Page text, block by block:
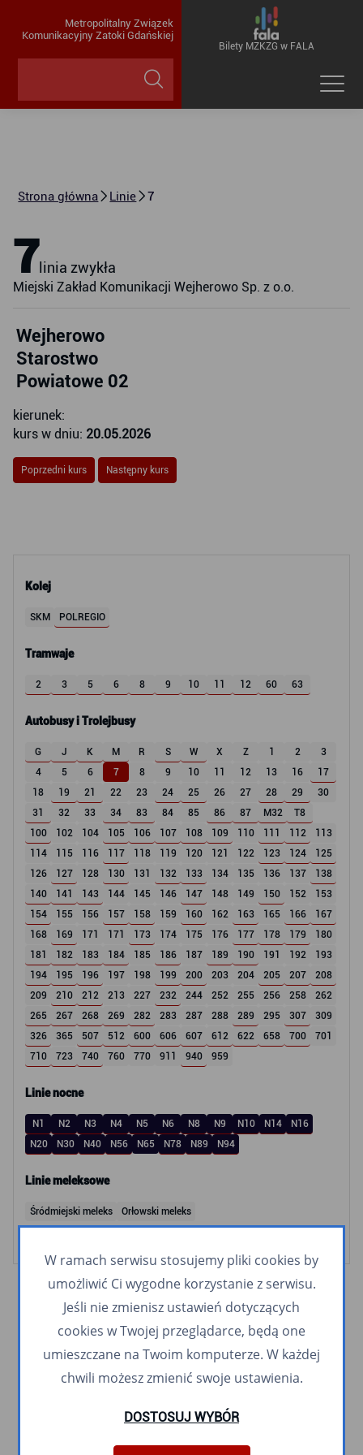
Metropolitalny Związek
Komunikacyjny Zatoki Gdańskiej
Bilety MZKZG w FALA
Strona główna Linie 7
Kolej
SKM POLREGIO
Tramwaje
2 3 5 6 8 9 10 11 12 60 63
Autobusy i Trolejbusy
G J K M R S W X Z 1 2
3
4
5 6 7 8 9 10 11 12 13 16
17
18
19 21 22 23 24 25 26 27 28 29
30
31
32 33 34 83 84 85 86 87 M32
T8
100
102 104 105 106 107 108 109 110 111 112
113
114
115 116 117 118 119 120 121 122 123 124
125
126
127 128 130 131 132 133 134 135 136 137
138
140
141 143 144 145 146 147 148 149 150 152
153
154
155 156 157 158 159 160 162 163 165 166
167
168
169 171 171 173 174 175 176 177 178 179
180
181
182 183 184 185 186 187 189 190 191 192
193
194
195 196 197 198 199 200 203 204 205 207
208
209
210 212 213 227 232 244 252 255 256 258
262
265
267 268 269 282 283 287 288 289 295 307
309
326
365 507 512 600 606 607 612 622 658 700
701
710
723 740 760 770 911 940 959
Linie nocne
N1 N2 N3 N4 N5 N6 N8 N9 N10 N14
N16
N20
N30 N40 N56 N65 N78 N89 N94
Linie meleksowe
Śródmiejski meleks Orłowski meleks
7 linia zwykła
Miejski Zakład Komunikacji Wejherowo Sp. z o.o.
Wejherowo
Starostwo
Powiatowe 02
kierunek:
kurs w dniu: 20.05.2026
Poprzedni kurs Następny kurs
W ramach serwisu stosujemy pliki cookies by
umożliwić Ci wygodne korzystanie z serwisu.
Jeśli nie zmienisz ustawień dotyczących
cookies w Twojej przeglądarce, będą one
umieszczane na Twoim komputerze. W każdej
chwili możesz zmienić swoje ustawienia.
DOSTOSUJ WYBÓR